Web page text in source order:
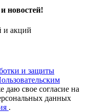
новостей!
и акций
и защиты
свое согласие на
данных
.